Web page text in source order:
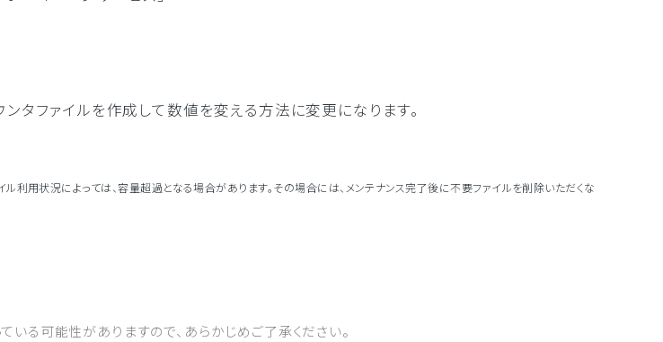
タファイルを作成して数値を変える方法に変更になります。
用状況によっては、容量超過となる場合があります。その場合には、メンテナンス完了後に不要ファイルを削除いただくな
いる可能性がありますので、あらかじめご了承ください。